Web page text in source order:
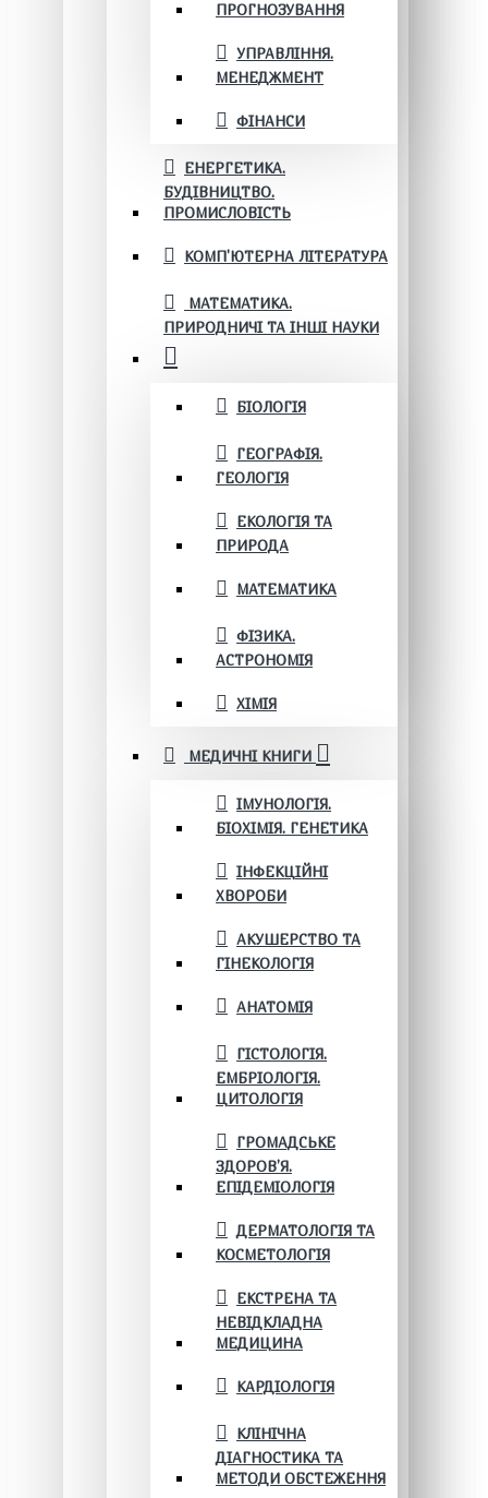
ПРОГНОЗУВАННЯ
УПРАВЛІННЯ.
МЕНЕДЖМЕНТ
ФІНАНСИ
ЕНЕРГЕТИКА.
БУДІВНИЦТВО.
ПРОМИСЛОВІСТЬ
КОМП'ЮТЕРНА ЛІТЕРАТУРА
МАТЕМАТИКА.
ПРИРОДНИЧІ ТА ІНШІ НАУКИ
БІОЛОГІЯ
ГЕОГРАФІЯ.
ГЕОЛОГІЯ
ЕКОЛОГІЯ ТА
ПРИРОДА
МАТЕМАТИКА
ФІЗИКА.
АСТРОНОМІЯ
ХІМІЯ
МЕДИЧНІ КНИГИ
ІМУНОЛОГІЯ.
БІОХІМІЯ. ГЕНЕТИКА
ІНФЕКЦІЙНІ
ХВОРОБИ
АКУШЕРСТВО ТА
ГІНЕКОЛОГІЯ
АНАТОМІЯ
ГІСТОЛОГІЯ.
ЕМБРІОЛОГІЯ.
ЦИТОЛОГІЯ
ГРОМАДСЬКЕ
ЗДОРОВ’Я.
ЕПІДЕМІОЛОГІЯ
ДЕРМАТОЛОГІЯ ТА
КОСМЕТОЛОГІЯ
ЕКСТРЕНА ТА
НЕВІДКЛАДНА
МЕДИЦИНА
КАРДІОЛОГІЯ
КЛІНІЧНА
ДІАГНОСТИКА ТА
МЕТОДИ ОБСТЕЖЕННЯ